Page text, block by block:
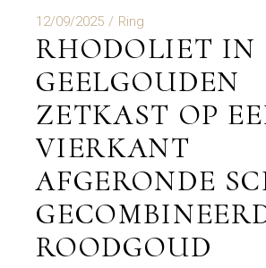
12/09/2025 Ring
RHODOLIET IN
GEELGOUDEN
ZETKAST OP
VIERKANT
AFGERONDE
ROODGOUD